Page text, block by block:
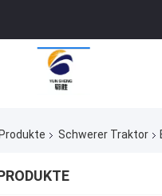
Produkte Schwerer Traktor